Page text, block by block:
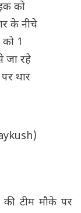
को
के नीचे
1
जा रहे
थार
टीम मौके पर